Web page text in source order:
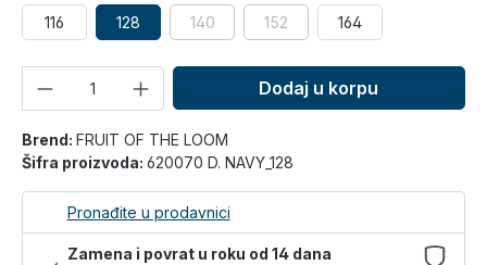
116 128 140 152 164
Dodaj u korpu
Brend: FRUIT OF THE LOOM
Šifra proizvoda: 620070 D. NAVY_128
Pronađite u prodavnici
Zamena i povrat u roku od 14 dana